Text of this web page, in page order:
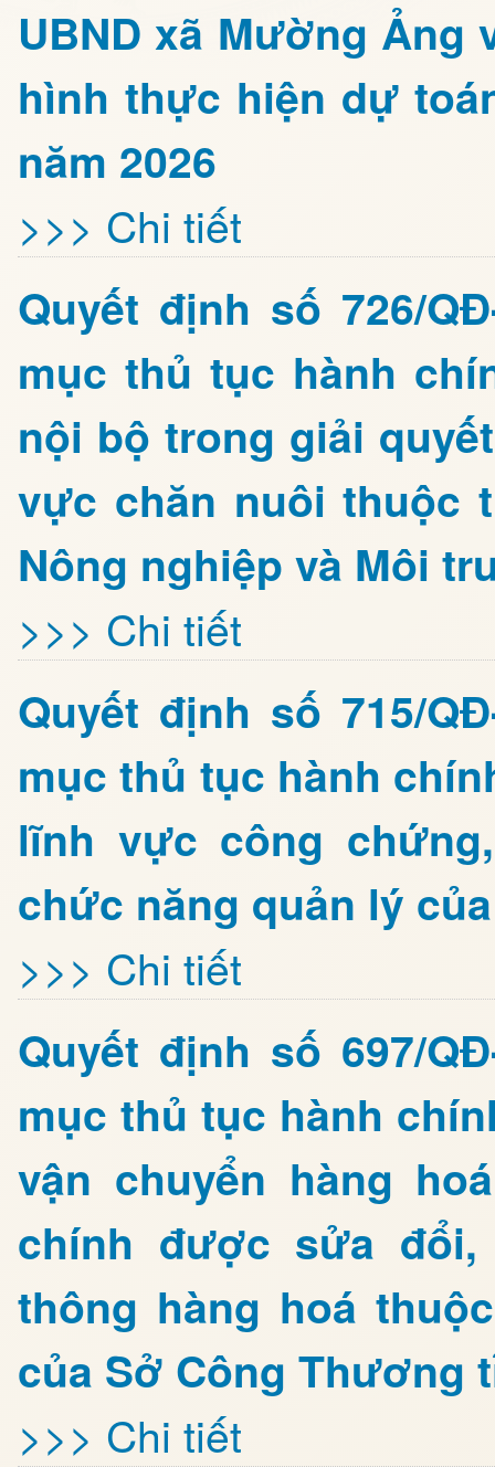
UBND xã Mường
hình thực hiện dự
năm 2026
>>> Chi tiết
Quyết định số 726/
mục thủ tục hành
nội bộ trong giải
vực chăn nuôi thuộc
Nông nghiệp và Môi
>>> Chi tiết
Quyết định số 715/
mục thủ tục hành
lĩnh vực công
chức năng quản lý
>>> Chi tiết
Quyết định số 697/
mục thủ tục hành
vận chuyển hàng
chính được sửa
thông hàng hoá
của Sở Công Thương
>>> Chi tiết